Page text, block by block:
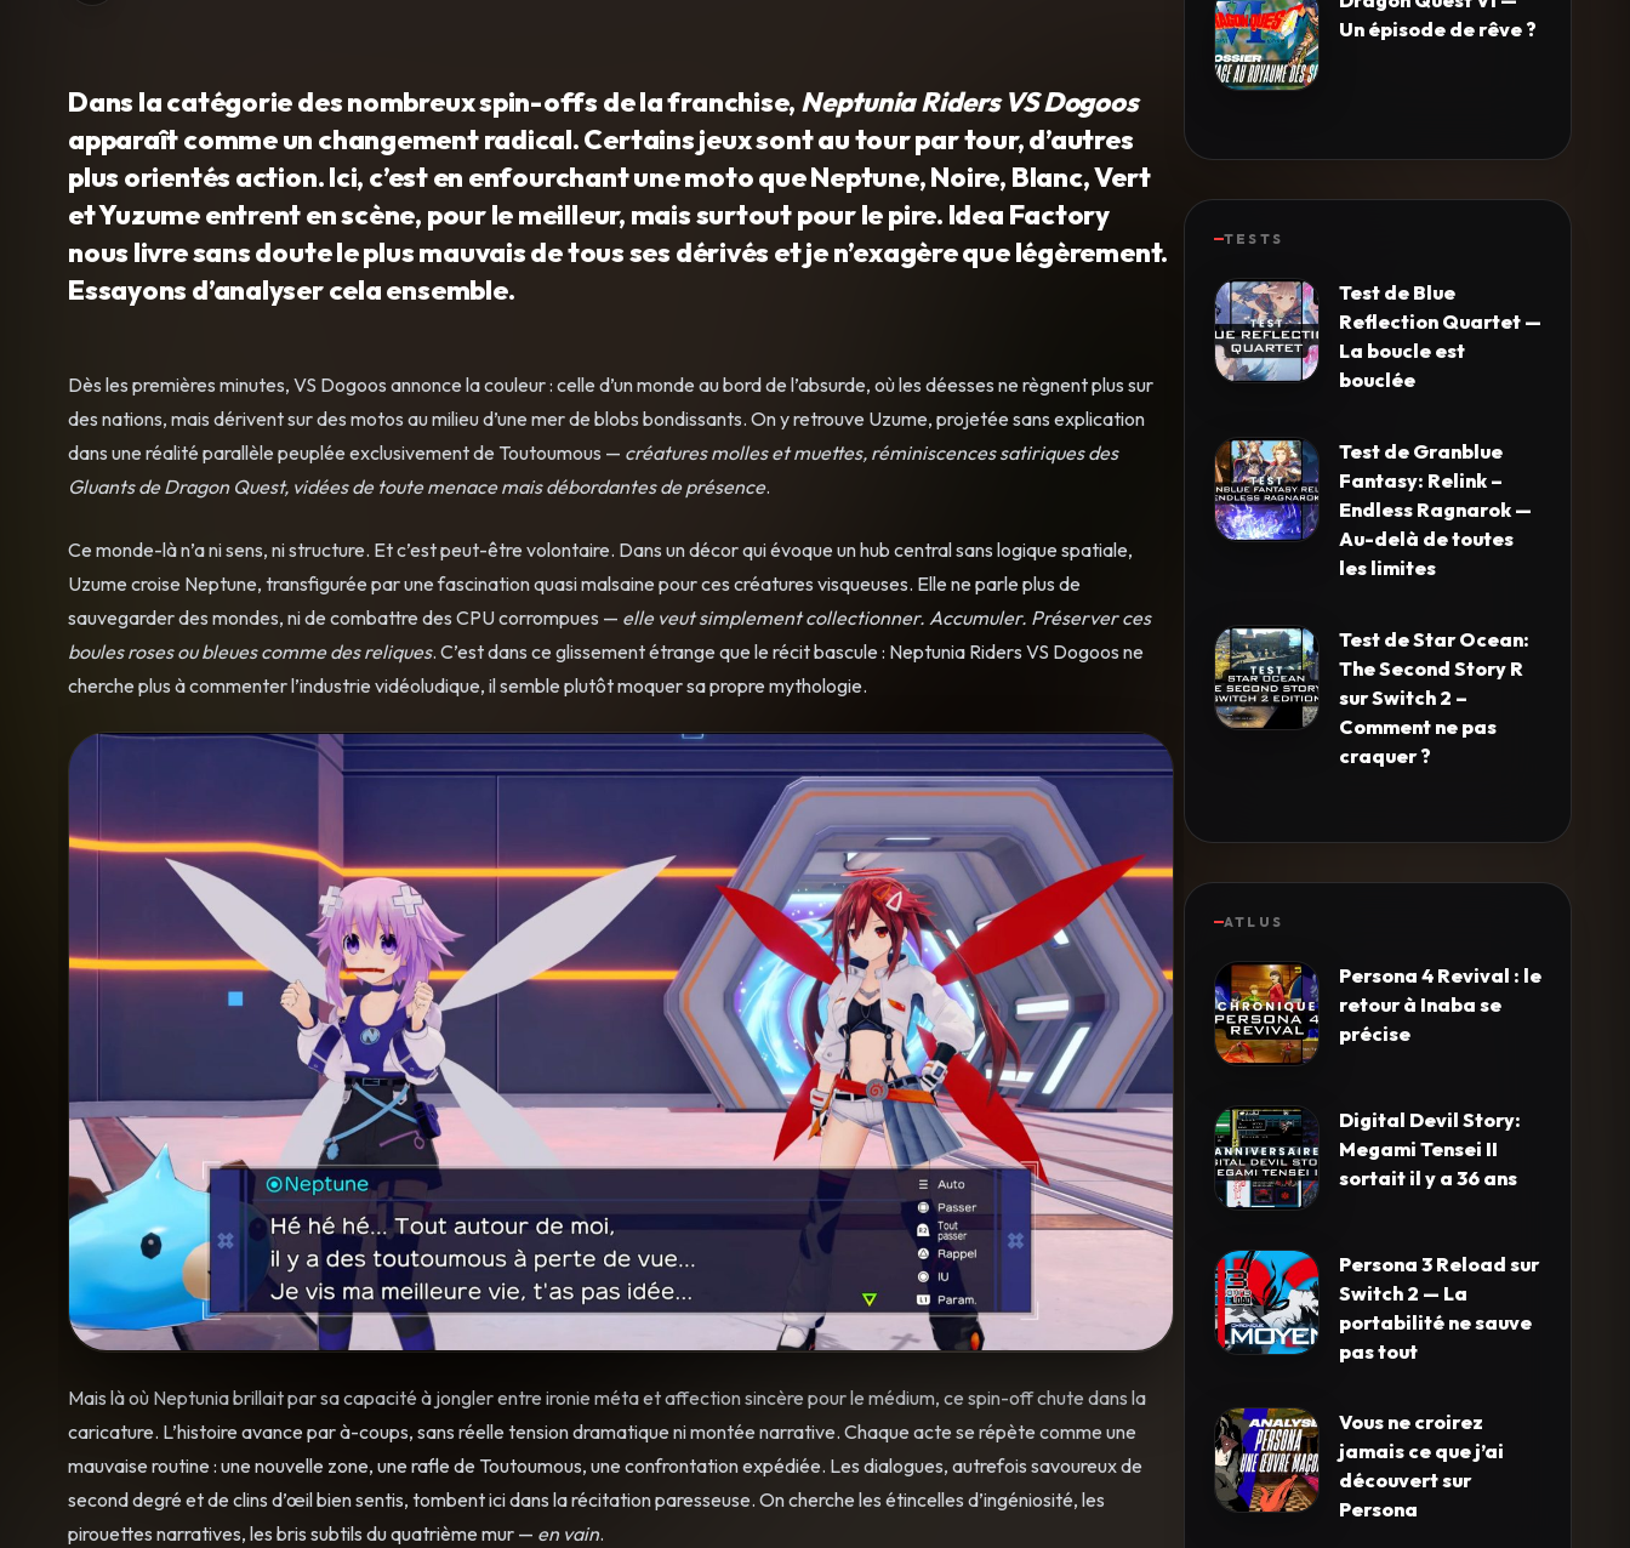
Dans la catégorie des nombreux spin-offs de la franchise, Neptunia Riders VS Dogoos
apparaît comme un changement radical. Certains jeux sont au tour par tour, d’autres
plus orientés action. Ici, c’est en enfourchant une moto que Neptune, Noire, Blanc, Vert
et Yuzume entrent en scène, pour le meilleur, mais surtout pour le pire. Idea Factory
nous livre sans doute le plus mauvais de tous ses dérivés et je n’exagère que légèrement.
Essayons d’analyser cela ensemble.
Dès les premières minutes, VS Dogoos annonce la couleur : celle d’un monde au bord de l’absurde, où les déesses ne règnent plus sur
des nations, mais dérivent sur des motos au milieu d’une mer de blobs bondissants. On y retrouve Uzume, projetée sans explication
dans une réalité parallèle peuplée exclusivement de Toutoumous — créatures molles et muettes, réminiscences satiriques des
Gluants de Dragon Quest, vidées de toute menace mais débordantes de présence.
Ce monde-là n’a ni sens, ni structure. Et c’est peut-être volontaire. Dans un décor qui évoque un hub central sans logique spatiale,
Uzume croise Neptune, transfigurée par une fascination quasi malsaine pour ces créatures visqueuses. Elle ne parle plus de
sauvegarder des mondes, ni de combattre des CPU corrompues — elle veut simplement collectionner. Accumuler. Préserver ces
boules roses ou bleues comme des reliques. C’est dans ce glissement étrange que le récit bascule : Neptunia Riders VS Dogoos ne
cherche plus à commenter l’industrie vidéoludique, il semble plutôt moquer sa propre mythologie.
Mais là où Neptunia brillait par sa capacité à jongler entre ironie méta et affection sincère pour le médium, ce spin-off chute dans la
caricature. L’histoire avance par à-coups, sans réelle tension dramatique ni montée narrative. Chaque acte se répète comme une
mauvaise routine : une nouvelle zone, une rafle de Toutoumous, une confrontation expédiée. Les dialogues, autrefois savoureux de
second degré et de clins d’œil bien sentis, tombent ici dans la récitation paresseuse. On cherche les étincelles d’ingéniosité, les
pirouettes narratives, les bris subtils du quatrième mur — en vain.
Un épisode de rêve ?
TESTS
Test de Blue
Reflection Quartet —
La boucle est
bouclée
Test de Granblue
Fantasy: Relink –
Endless Ragnarok —
Au-delà de toutes
les limites
Test de Star Ocean:
The Second Story R
sur Switch 2 –
Comment ne pas
craquer ?
ATLUS
Persona 4 Revival : le
retour à Inaba se
précise
Digital Devil Story:
Megami Tensei II
sortait il y a 36 ans
Persona 3 Reload sur
Switch 2 — La
portabilité ne sauve
pas tout
Vous ne croirez
jamais ce que j’ai
découvert sur
Persona